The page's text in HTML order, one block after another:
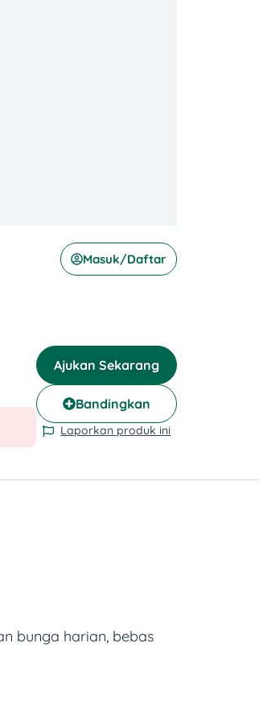
Masuk/Daftar
Ajukan Sekarang
Bandingkan
Laporkan produk ini
bunga harian, bebas